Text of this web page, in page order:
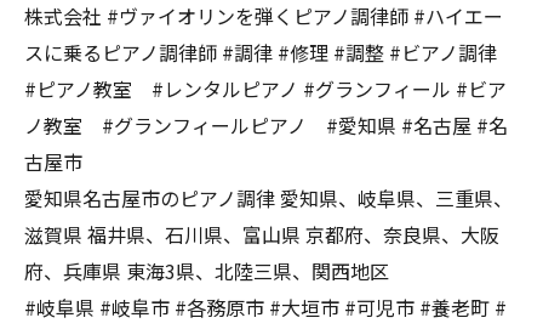
株式会社 #ヴァイオリンを弾くピアノ調律師 #ハイエー
スに乗るピアノ調律師 #調律 #修理 #調整 #ビアノ調律
#ピアノ教室 #レンタルピアノ #グランフィール #ビア
ノ教室 #グランフィールピアノ #愛知県 #名古屋 #名
古屋市
愛知県名古屋市のピアノ調律 愛知県、岐阜県、三重県、
滋賀県 福井県、石川県、富山県 京都府、奈良県、大阪
府、兵庫県 東海3県、北陸三県、関西地区
#岐阜県 #岐阜市 #各務原市 #大垣市 #可児市 #養老町 #